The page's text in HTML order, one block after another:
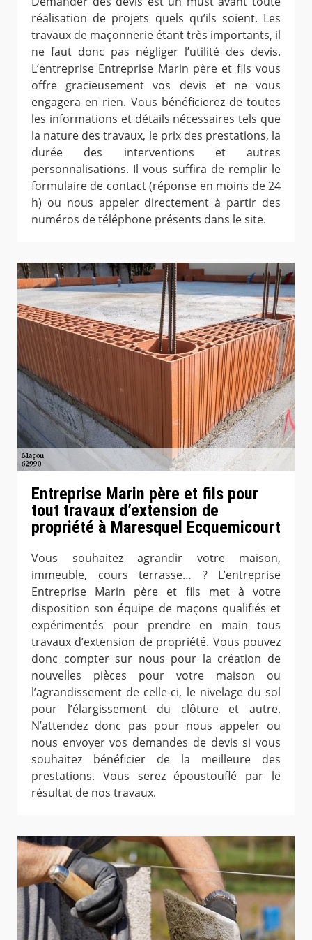
réalisation de projets quels qu’ils soient. Les
travaux de maçonnerie étant très importants, il
ne faut donc pas négliger l’utilité des devis.
L’entreprise Entreprise Marin père et fils vous
offre gracieusement vos devis et ne vous
engagera en rien. Vous bénéficierez de toutes
les informations et détails nécessaires tels que
la nature des travaux, le prix des prestations, la
durée des interventions et autres
personnalisations. Il vous suffira de remplir le
formulaire de contact (réponse en moins de 24
h) ou nous appeler directement à partir des
numéros de téléphone présents dans le site.
Entreprise Marin père et fils pour
tout travaux d’extension de
propriété à Maresquel Ecquemicourt
Vous souhaitez agrandir votre maison,
immeuble, cours terrasse… ? L’entreprise
Entreprise Marin père et fils met à votre
disposition son équipe de maçons qualifiés et
expérimentés pour prendre en main tous
travaux d’extension de propriété. Vous pouvez
donc compter sur nous pour la création de
nouvelles pièces pour votre maison ou
l’agrandissement de celle-ci, le nivelage du sol
pour l’élargissement du clôture et autre.
N’attendez donc pas pour nous appeler ou
nous envoyer vos demandes de devis si vous
souhaitez bénéficier de la meilleure des
prestations. Vous serez époustouflé par le
résultat de nos travaux.